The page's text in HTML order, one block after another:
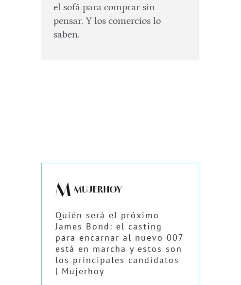
el sofá para comprar sin
pensar. Y los comercios lo
saben.
Quién será el próximo
James Bond: el casting
para encarnar al nuevo 007
está en marcha y estos son
los principales candidatos
| Mujerhoy